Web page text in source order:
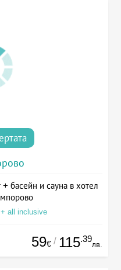
басейн и сауна в хотел
all inclusive
59€ / 115.39
лв.